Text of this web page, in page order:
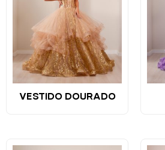
VESTIDO DOURADO